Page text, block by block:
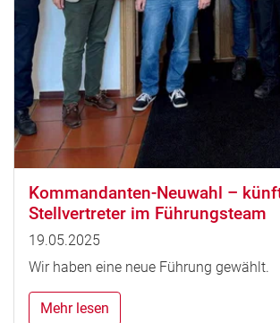
Kommandanten-Neuwahl –
Stellvertreter im Führungsteam
19.05.2025
Wir haben eine neue Führung gewählt.
Mehr lesen